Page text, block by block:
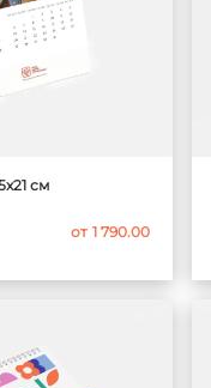
см
от 1 790.00